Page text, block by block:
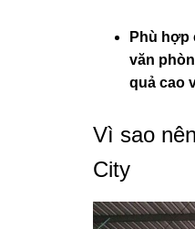
Phù hợp
văn
quả cao
Vì sao
City